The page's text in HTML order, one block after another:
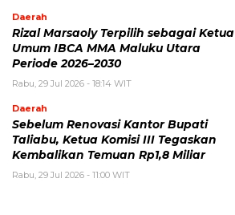
Daerah
Rizal Marsaoly Terpilih sebagai Ketua
Umum IBCA MMA Maluku Utara
Periode 2026–2030
Rabu, 29 Jul 2026 - 18:14 WIT
Daerah
Sebelum Renovasi Kantor Bupati
Taliabu, Ketua Komisi III Tegaskan
Kembalikan Temuan Rp1,8 Miliar
Rabu, 29 Jul 2026 - 11:00 WIT